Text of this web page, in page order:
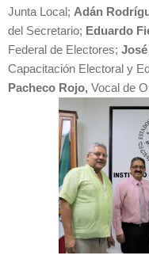
Junta Local; Adán
del Secretario; Eduardo
Federal de Electores;
Capacitación Electoral y
Pacheco Rojo, Vocal de